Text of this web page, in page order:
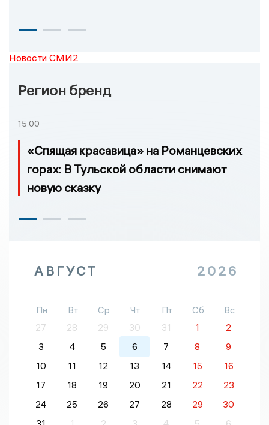
Новости СМИ2
Регион бренд
15:00
«Спящая красавица» на Романцевских
горах: В Тульской области снимают
новую сказку
АВГУСТ 2026
Пн Вт Ср Чт Пт Сб
Вс
27
28 29 30 31 1
2
3
4 5 6 7 8
9
10
11 12 13 14 15
16
17
18 19 20 21 22
23
24
25 26 27 28 29
30